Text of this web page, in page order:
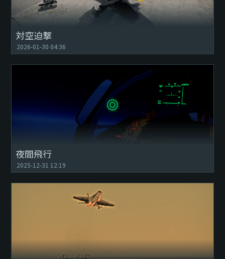
対空迫撃
2026-01-30 04:36
夜間飛行
2025-12-31 12:19